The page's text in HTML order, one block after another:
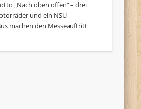
„Nach oben offen“ – drei
und ein NSU-
machen den Messeauftritt